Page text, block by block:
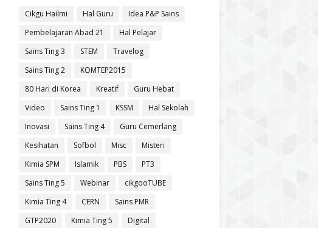
Cikgu Hailmi Hal Guru
Idea P&P Sains
Pembelajaran Abad 21
Hal Pelajar
Sains Ting 3
STEM
Travelog
Sains Ting 2
KOMTEP2015
80 Hari di Korea
Kreatif
Guru Hebat
Video
Sains Ting 1 KSSM
Hal Sekolah
Inovasi
Sains Ting 4
Guru Cemerlang
Kesihatan
Sofbol Misc
Misteri
Kimia SPM
Islamik PBS
PT3
Sains Ting 5
Webinar
cikgooTUBE
Kimia Ting 4
CERN
Sains PMR
GTP2020
Kimia Ting 5
Digital